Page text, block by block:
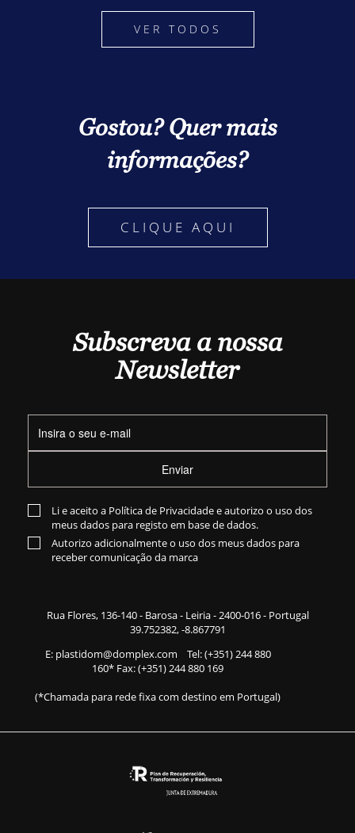
VER TODOS
Gostou? Quer mais
informações?
CLIQUE AQUI
Subscreva a nossa
Newsletter
Enviar
Li e aceito a Política de Privacidadee autorizo o uso dos
meus dados para registo em base de dados.
Autorizo adicionalmente o uso dos meus dados para
receber comunicação da marca
Rua Flores, 136-140- Barosa - Leiria - 2400-016 - Portugal
39.752382, -8.867791
E: plastidom@domplex.com Tel:(+351) 244 880
160* Fax: (+351) 244 880 169
(*Chamada para rede fixa com destino em Portugal)